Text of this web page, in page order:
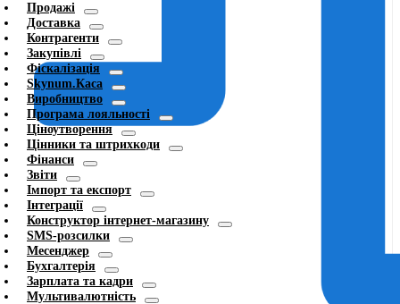
Продажі
Доставка
Контрагенти
Закупівлі
Фіскалізація
Skynum.Каса
Виробництво
Програма лояльності
Ціноутворення
Цінники та штрихкоди
Фінанси
Звіти
Імпорт та експорт
Інтеграції
Конструктор інтернет-магазину
SMS-розсилки
Месенджер
Бухгалтерія
Зарплата та кадри
Мультивалютність